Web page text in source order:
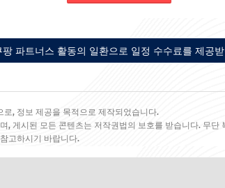
파트너스 활동의 일환으로 일정 수수료를 제공
, 정보 제공을 목적으로 제작되었습니다.
, 게시된 모든 콘텐츠는 저작권법의 보호를 받습니다. 무단
고하시기 바랍니다.